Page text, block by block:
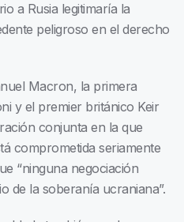
a Rusia legitimaría la
peligroso en el derecho
Macron, la primera
y el premier británico Keir
conjunta en la que
comprometida seriamente
“ninguna negociación
de la soberanía ucraniana”.